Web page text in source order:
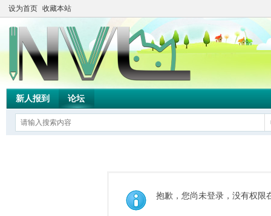
设为首页 收藏本站
新人报到 论坛
抱歉，您尚未登录，没有权限